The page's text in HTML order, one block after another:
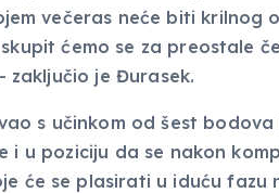
večeras neće biti krilnog
ćemo se za preostale
zaključio je Đurasek.
s učinkom od šest bodova
i u poziciju da se nakon
će se plasirati u iduću fazu